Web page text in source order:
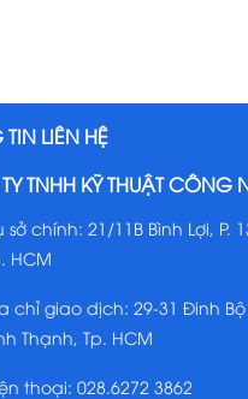
LIÊN HỆ
TNHH KỸ THUẬT CÔNG
sở chính: 21/11B Bình Lợi, P.
HCM
chỉ giao dịch: 29-31 Đinh Bộ
Thạnh, Tp. HCM
thoại: 028.6272 3862